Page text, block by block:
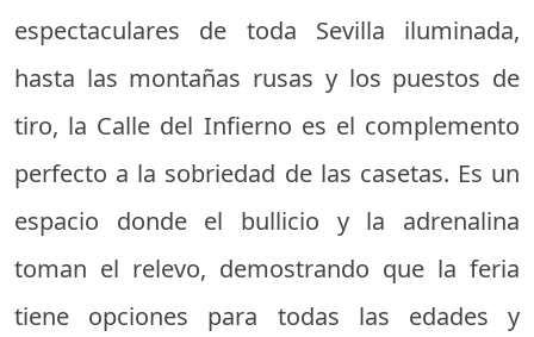
espectaculares de toda Sevilla iluminada,
hasta las montañas rusas y los puestos de
tiro, la Calle del Infierno es el complemento
perfecto a la sobriedad de las casetas. Es un
espacio donde el bullicio y la adrenalina
toman el relevo, demostrando que la feria
tiene opciones para todas las edades y